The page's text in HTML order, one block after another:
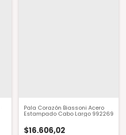
Pala Corazón Biassoni Acero
Estampado Cabo Largo 992269
$16.606,02